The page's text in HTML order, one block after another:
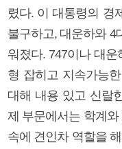
렸다. 이 대통령의 경
불구하고, 대운하와 4
워졌다. 747이나 대
형 잡히고 지속가능
대해 내용 있고 신랄
제 부문에서는 학계
속에 견인차 역할을